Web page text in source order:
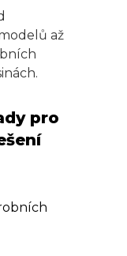
až
pro